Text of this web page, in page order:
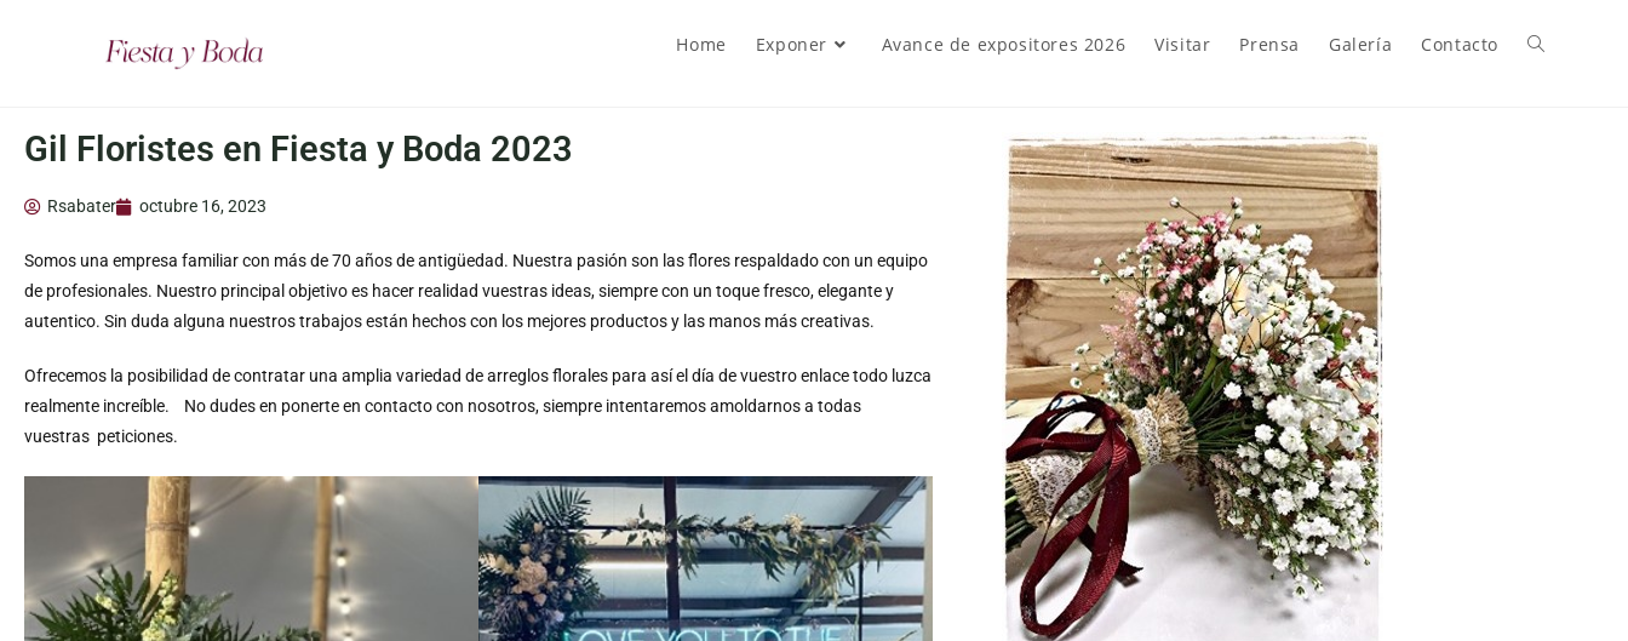
Home Exponer Avance de expositores 2026 Visitar Prensa Galería Contacto
Gil Floristes en Fiesta y Boda 2023
Rsabater octubre 16, 2023
Somos una empresa familiar con más de 70 años de antigüedad. Nuestra pasión son las flores respaldado con un equipo
de profesionales. Nuestro principal objetivo es hacer realidad vuestras ideas, siempre con un toque fresco, elegante y
autentico. Sin duda alguna nuestros trabajos están hechos con los mejores productos y las manos más creativas.
Ofrecemos la posibilidad de contratar una amplia variedad de arreglos florales para así el día de vuestro enlace todo luzca
realmente increíble. No dudes en ponerte en contacto con nosotros, siempre intentaremos amoldarnos a todas
vuestras peticiones.